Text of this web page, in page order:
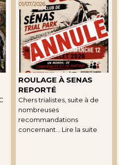
01/07/2026
ROULAGE À SENAS
REPORTÉ
Chers trialistes, suite à de
nombreuses
recommandations
concernant... Lire la suite